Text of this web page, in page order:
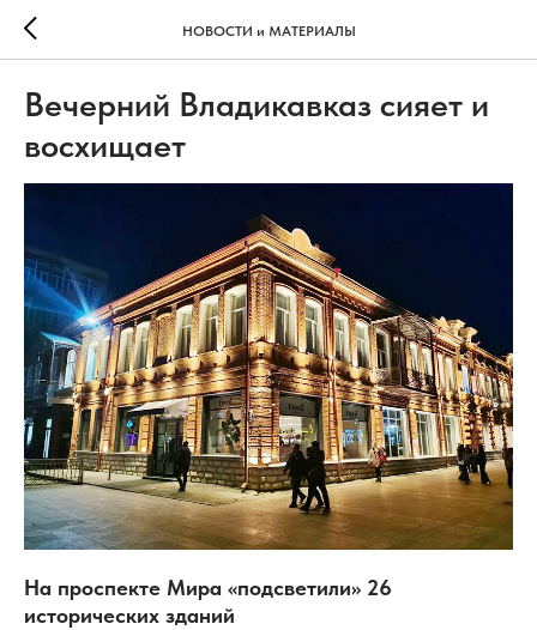
НОВОСТИ и МАТЕРИАЛЫ
Вечерний Владикавказ сияет и
восхищает
На проспекте Мира «подсветили» 26
исторических зданий